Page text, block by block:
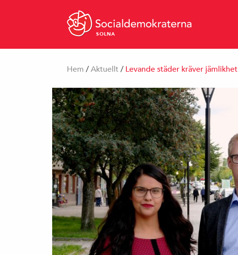
SOLNA
Hem / Aktuellt / Levande städer kräver jämlikhet